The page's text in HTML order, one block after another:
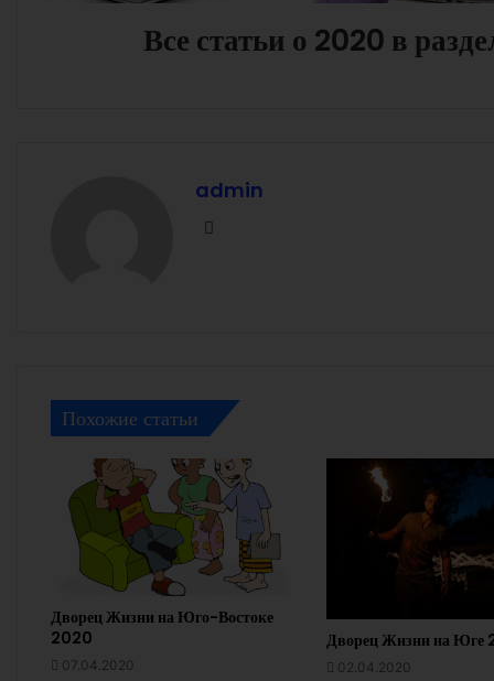
Все статьи о 2020 в
admin
Похожие статьи
Дворец Жизни на Юго-Востоке
2020
07.04.2020
Дворец Жизни на Юге
02.04.2020